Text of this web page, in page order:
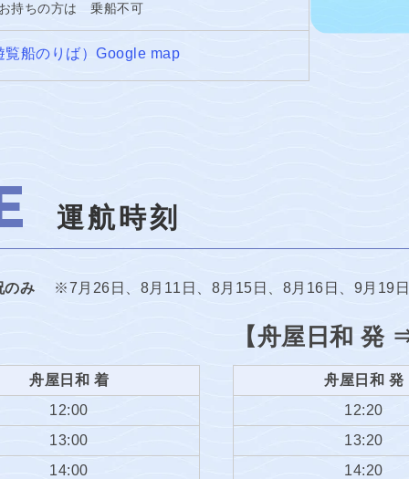
持ちの方は 乗船不可
船のりば）Google map
運航時刻
のみ ※7月26日、8月11日、8月15日、8月16日、9月19
舟屋日和 着
12:00
13:00
14:00
【舟屋日和 発
舟屋日和 発
12:20
13:20
14:20